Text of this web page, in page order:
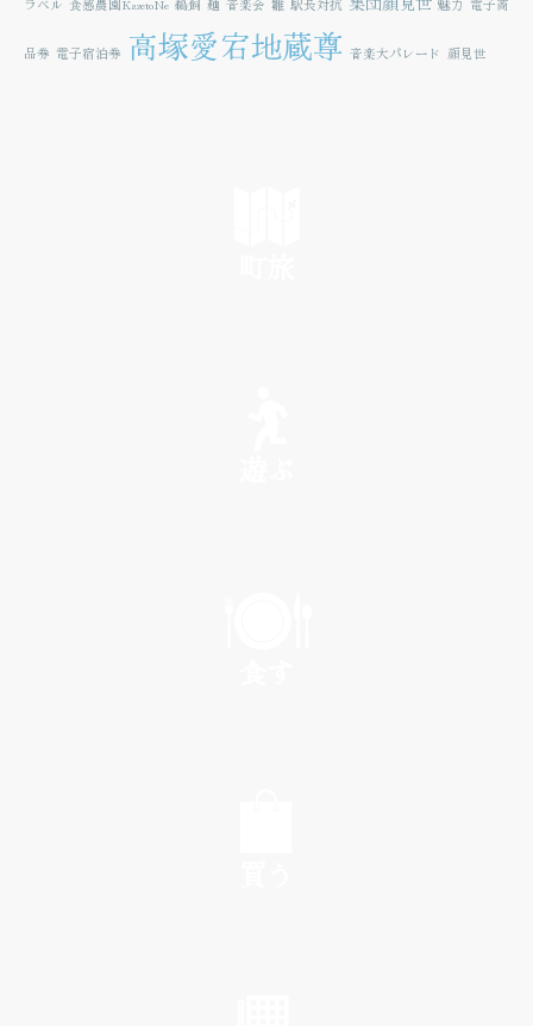
ラベル 食感農園KazetoNe 鵜飼 麺 音楽会 雛 駅長対抗 魅力 電子商
品券 電子宿泊券 高塚愛宕地蔵尊 音楽大パレード 顔見世